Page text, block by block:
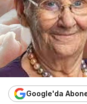
Google'da